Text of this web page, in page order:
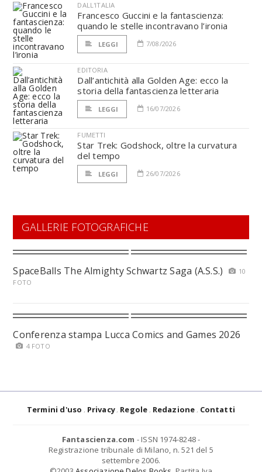
DALL'ITALIA
Francesco Guccini e la fantascienza:
quando le stelle incontravano l’ironia
LEGGI 7/08/2026
EDITORIA
Dall’antichità alla Golden Age: ecco la
storia della fantascienza letteraria
LEGGI 16/07/2026
FUMETTI
Star Trek: Godshock, oltre la curvatura
del tempo
LEGGI 26/07/2026
GALLERIE FOTOGRAFICHE
SpaceBalls The Almighty Schwartz Saga (A.S.S.)
10
FOTO
Conferenza stampa Lucca Comics and Games 2026
4 FOTO
Termini d'uso Privacy Regole Redazione Contatti
Fantascienza.com - ISSN 1974-8248 -
Registrazione tribunale di Milano, n. 521 del 5
settembre 2006.